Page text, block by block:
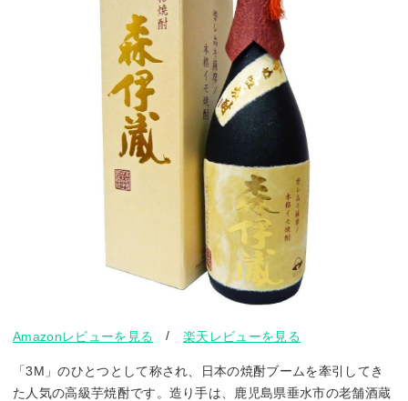
Amazonレビューを見る /楽天レビューを見る
「3M」のひとつとして称され、日本の焼酎ブームを牽引してき
た人気の高級芋焼酎です。造り手は、鹿児島県垂水市の老舗酒蔵